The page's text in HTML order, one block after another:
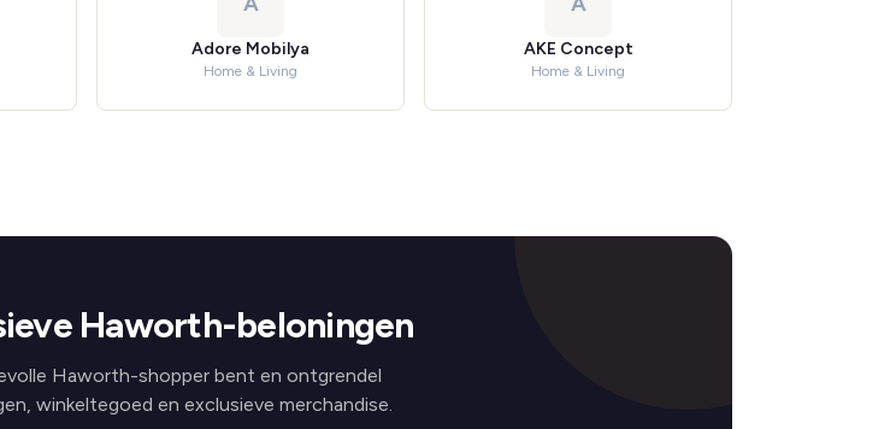
Adore Mobilya
Home & Living
AKE Concept
Home & Living
Haworth-beloningen
Haworth-shopper bent en ontgrendel
winkeltegoed en exclusieve merchandise.